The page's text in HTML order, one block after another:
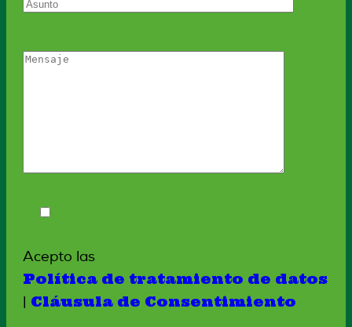
Acepto las
Política de tratamiento de datos
| Cláusula de Consentimiento